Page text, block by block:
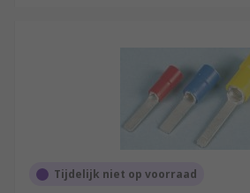
Tijdelijk niet op voorraad